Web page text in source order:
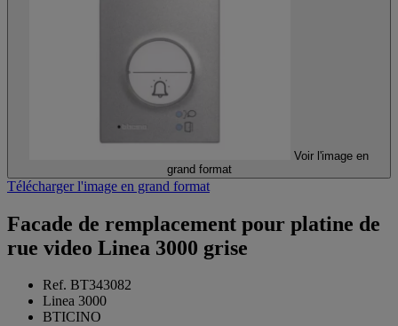
Voir l'image en
grand format
Télécharger l'image en grand format
Facade de remplacement pour platine de
rue video Linea 3000 grise
Ref. BT343082
Linea 3000
BTICINO